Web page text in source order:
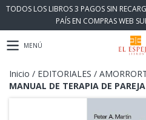
TODOS LOS LIBROS 3 PAGOS SIN
PAÍS EN COMPRAS WEB
MENÚ
Inicio / EDITORIALES /
MANUAL DE TERAPIA DE